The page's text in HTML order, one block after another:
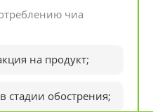
чиа
на продукт;
стадии обострения;